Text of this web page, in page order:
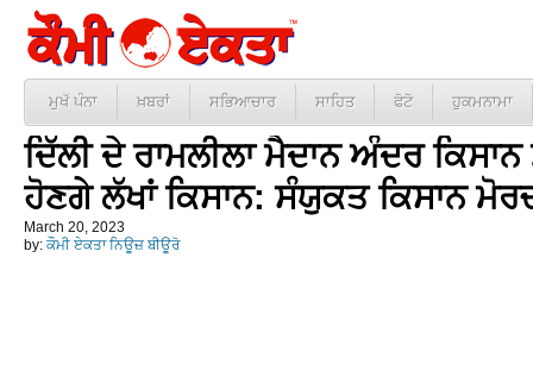
ਮੁਖੱ ਪੰਨਾ ਖ਼ਬਰਾਂ ਸਭਿਆਚਾਰ ਸਾਹਿਤ ਫੋਟੋ ਹੁਕਮਨਾਮਾ
ਦਿੱਲੀ ਦੇ ਰਾਮਲੀਲਾ ਮੈਦਾਨ ਅੰਦਰ
ਹੋਣਗੇ ਲੱਖਾਂ ਕਿਸਾਨ: ਸੰਯੁਕਤ ਕਿਸਾਨ
March 20, 2023
by: ਕੌਮੀ ਏਕਤਾ ਨਿਊਜ਼ ਬੀਊਰੋ